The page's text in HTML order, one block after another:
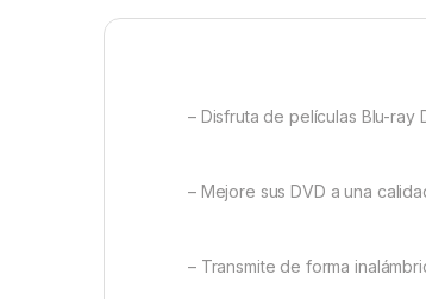
– Disfruta de películas Blu-ray
– Mejore sus DVD a una
– Transmite de forma